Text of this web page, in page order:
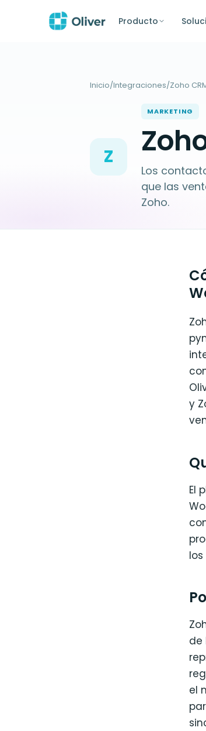
Producto
Inicio/Integraciones/Zoho
Z
MARKETING
Los
que las
Zoho.
y
El
de
el